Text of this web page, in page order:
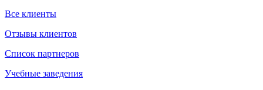
Все клиенты
Отзывы клиентов
Список партнеров
Учебные заведения